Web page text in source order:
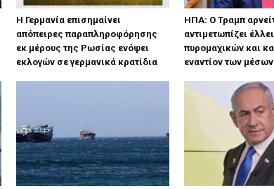
Η Γερμανία επισημαίνει
απόπειρες παραπληροφόρησης
εκ μέρους της Ρωσίας ενόψει
εκλογών σε γερμανικά κρατίδια
ΗΠΑ: Ο Τραμπ
αντιμετωπίζει
πυρομαχικών και
εναντίον των